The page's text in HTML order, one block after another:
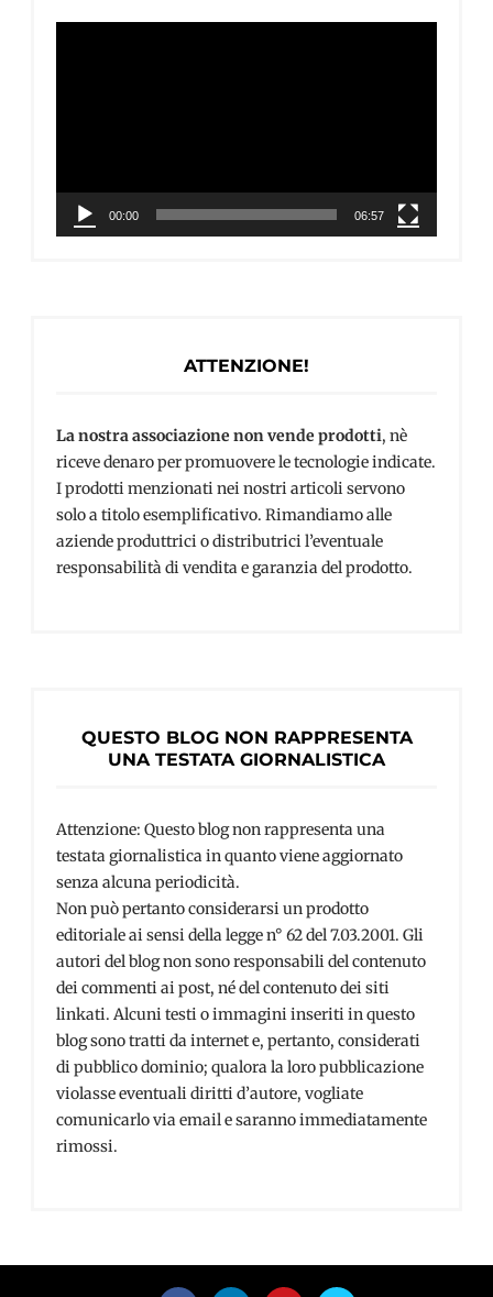
00:00 06:57
ATTENZIONE!
La nostra associazione non vende prodotti, nè
riceve denaro per promuovere le tecnologie indicate.
I prodotti menzionati nei nostri articoli servono
solo a titolo esemplificativo. Rimandiamo alle
aziende produttrici o distributrici l’eventuale
responsabilità di vendita e garanzia del prodotto.
QUESTO BLOG NON RAPPRESENTA
UNA TESTATA GIORNALISTICA
Attenzione: Questo blog non rappresenta una
testata giornalistica in quanto viene aggiornato
senza alcuna periodicità.
Non può pertanto considerarsi un prodotto
editoriale ai sensi della legge n° 62 del 7.03.2001. Gli
autori del blog non sono responsabili del contenuto
dei commenti ai post, né del contenuto dei siti
linkati. Alcuni testi o immagini inseriti in questo
blog sono tratti da internet e, pertanto, considerati
di pubblico dominio; qualora la loro pubblicazione
violasse eventuali diritti d’autore, vogliate
comunicarlo via email e saranno immediatamente
rimossi.